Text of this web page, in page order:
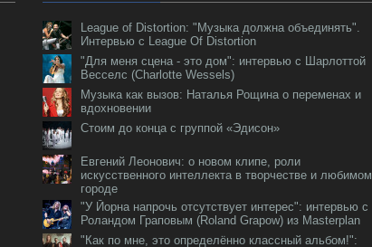
League of Distortion: "Музыка должна объединять".
Интервью с League Of Distortion
"Для меня сцена - это дом": интервью с Шарлоттой
Весселс (Charlotte Wessels)
Музыка как вызов: Наталья Рощина о переменах и
вдохновении
Стоим до конца с группой «Эдисон»
Евгений Леонович: о новом клипе, роли
искусственного интеллекта в творчестве и любимом
городе
"У Йорна напрочь отсутствует интерес": интервью с
Роландом Граповым (Roland Grapow) из Masterplan
"Как по мне, это определённо классный альбом!":